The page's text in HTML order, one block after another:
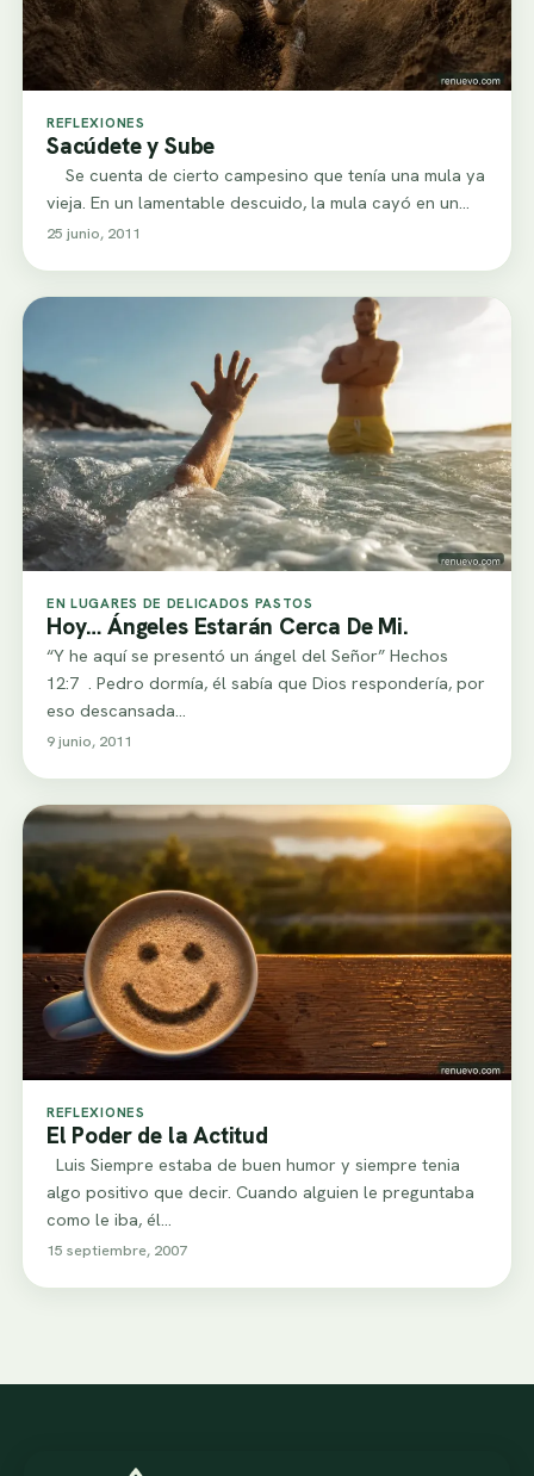
REFLEXIONES
Sacúdete y Sube
Se cuenta de cierto campesino que tenía una mula ya
vieja. En un lamentable descuido, la mula cayó en un…
25 junio, 2011
EN LUGARES DE DELICADOS PASTOS
Hoy… Ángeles Estarán Cerca De Mi.
“Y he aquí se presentó un ángel del Señor” Hechos
12:7 . Pedro dormía, él sabía que Dios respondería, por
eso descansada…
9 junio, 2011
REFLEXIONES
El Poder de la Actitud
Luis Siempre estaba de buen humor y siempre tenia
algo positivo que decir. Cuando alguien le preguntaba
como le iba, él…
15 septiembre, 2007